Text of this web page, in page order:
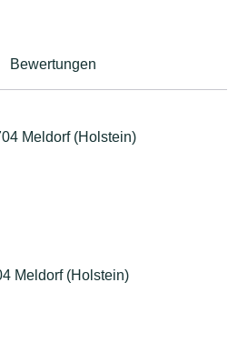
Bewertungen
Meldorf (Holstein)
Meldorf (Holstein)